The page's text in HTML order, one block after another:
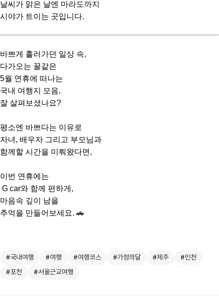
날씨가 맑은 날엔 마라도까지
시야가 트이는 곳입니다.
바쁘게 흘러가던 일상 속,
다가오는 꿀같은
5월 연휴에 떠나는
국내 여행지 모음,
잘 살펴보셨나요?
평소엔 바쁘다는 이유로
자녀, 배우자 그리고 부모님과
함께할 시간을 미뤄왔다면,
이번 연휴에는
G car와 함께 편하게,
마음속 깊이 남을
추억을 만들어보세요. 🚗
#국내여행 #여행 #여행코스 #가정의달 #제주
#인천
#포천
#서울근교여행